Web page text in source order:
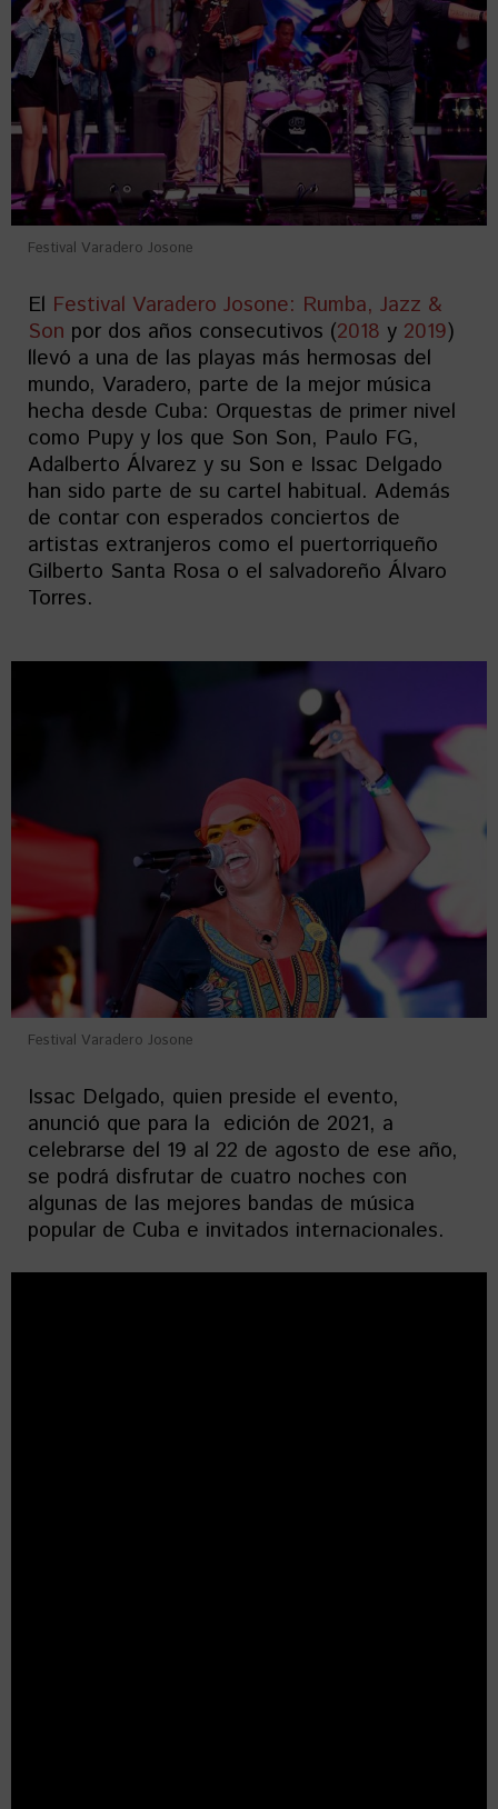
Festival Varadero Josone
El Festival Varadero Josone: Rumba, Jazz &
Son por dos años consecutivos (2018 y 2019)
llevó a una de las playas más hermosas del
mundo, Varadero, parte de la mejor música
hecha desde Cuba: Orquestas de primer nivel
como Pupy y los que Son Son, Paulo FG,
Adalberto Álvarez y su Son e Issac Delgado
han sido parte de su cartel habitual. Además
de contar con esperados conciertos de
artistas extranjeros como el puertorriqueño
Gilberto Santa Rosa o el salvadoreño Álvaro
Torres.
Festival Varadero Josone
Issac Delgado, quien preside el evento,
anunció que para la edición de 2021, a
celebrarse del 19 al 22 de agosto de ese año,
se podrá disfrutar de cuatro noches con
algunas de las mejores bandas de música
popular de Cuba e invitados internacionales.